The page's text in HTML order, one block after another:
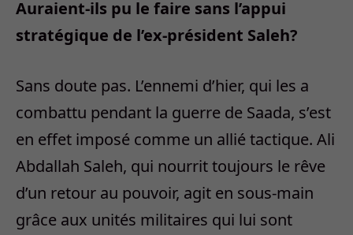
Auraient-ils pu le faire sans l’appui
stratégique de l’ex-président Saleh?
Sans doute pas. L’ennemi d’hier, qui les a
combattu pendant la guerre de Saada, s’est
en effet imposé comme un allié tactique. Ali
Abdallah Saleh, qui nourrit toujours le rêve
d’un retour au pouvoir, agit en sous-main
grâce aux unités militaires qui lui sont